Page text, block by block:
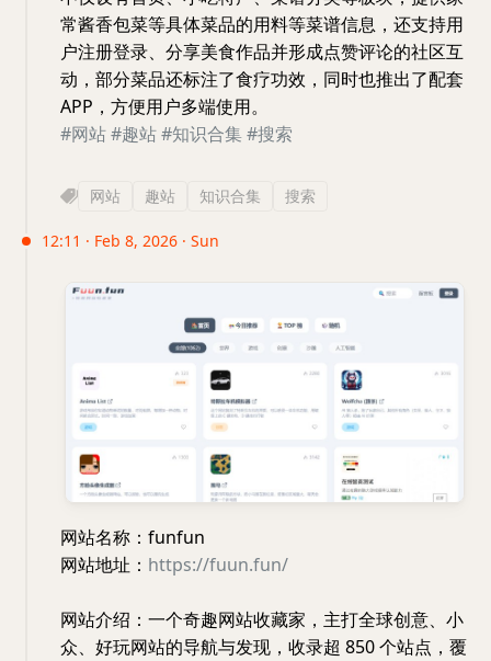
常酱香包菜等具体菜品的用料等菜谱信息，还支持用
户注册登录、分享美食作品并形成点赞评论的社区互
动，部分菜品还标注了食疗功效，同时也推出了配套
APP，方便用户多端使用。
#网站#趣站#知识合集#搜索
网站 趣站 知识合集 搜索
12:11 · Feb 8, 2026 · Sun
网站名称：funfun
网站地址： https://fuun.fun/
网站介绍：一个奇趣网站收藏家，主打全球创意、小
众、好玩网站的导航与发现，收录超 850 个站点，覆